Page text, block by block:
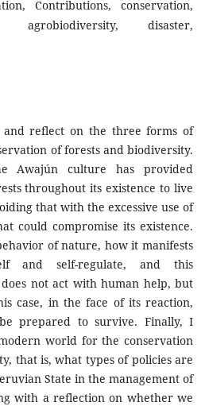
Contributions, conservation,
agrobiodiversity, disaster,
reflect on the three forms of
of forests and biodiversity.
Awajún culture has provided
throughout its existence to live
that with the excessive use of
could compromise its existence.
of nature, how it manifests
and self-regulate, and this
not act with human help, but
case, in the face of its reaction,
prepared to survive. Finally, I
world for the conservation
that is, what types of policies are
State in the management of
with a reflection on whether we